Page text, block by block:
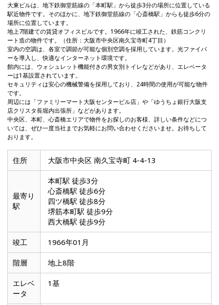
大東ビルは、地下鉄御堂筋線の「本町駅」から徒歩3分の場所に位置している
駅近物件です。そのほかに、地下鉄御堂筋線の「心斎橋駅」からも徒歩6分の
場所に位置しています。
地上7階建ての賃貸オフィスビルです。1966年に竣工された、鉄筋コンクリ
ート造の物件です。（住所：大阪市中央区南久宝寺町4丁目）
室内の空調は、各室で調節が可能な個別空調を採用しています。光ファイバ
ーを導入し、快適なインターネット環境です。
館内には、ウォシュレット機能付きの男女別トイレなどがあり、エレベータ
ーは1基設置されています。
セキュリティは安心の機械警備を採用しており、24時間の使用が可能な物件
です。
周辺には「ファミリーマート大阪センタービル店」や「ゆうちょ銀行大阪支
店クリスタ長堀内出張所」などがあります。
中央区、本町、心斎橋エリアで物件をお探しのお客様、詳しい条件などにつ
いては、ぜひ一度当社までお気軽にお問い合わせくださいませ。お待ちして
おります。
住所 大阪市中央区 南久宝寺町 4-4-13
最寄り
駅
本町駅 徒歩3分
心斎橋駅 徒歩6分
四ツ橋駅 徒歩8分
堺筋本町駅 徒歩9分
西大橋駅 徒歩9分
竣工 1966年01月
階層 地上8階
エレベ
ータ
1基